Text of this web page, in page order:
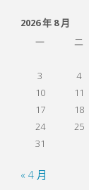
2026 年 8 月
一
二
3
4
10
11
17
18
24
25
31
« 4 月